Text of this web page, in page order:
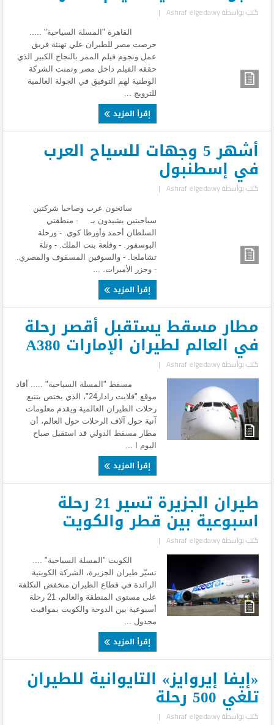
كتب بواسطةAshraf elgedawy
|
القاهرة "المسلة السياحية" .....
حرصت مصر للطيران علي تهنئة فريق
عمل ونجوم فيلم الممر بالنجاح الكبير الذي
حققه الفيلم داخل مصر وتمنت الشركة
الوطنية لهم التوفيق في الجولة العالمية
للترويج ...
إقرأ المزيد
أشهر 5 وجهات للسياح العرب
في إسطنبول
كتب بواسطةAshraf elgedawy
|
سائحون عرب وصاحبا شركتين
سياحيتين يشيدون بـ - منطقتي
السلطان أحمد وأورطا كوي. - ورحلة
البوسفور. - وقلعة بنت الملك. - وتلة
تشاملجا. - والسوقين المسقوف والمصري.
- وجزر الأميرات. ...
إقرأ المزيد
مطار مسقط يستقبل أقصر رحلة
في العالم لطيران الإمارات A380
كتب بواسطةAshraf elgedawy
|
مسقط "المسلة السياحية" ..... أفاد
موقع "فلايت رادار24"، الذي يختص بتتبع
رحلات الطيران العالمية ويقدم معلومات
آنية حول آلاف الرحلات حول العالم، أن
مطار مسقط الدولي قد استقبل صباح
اليوم ا ...
إقرأ المزيد
طيران الجزيرة تسير 21 رحلة
اسبوعية بين قطر والكويت
كتب بواسطةAshraf elgedawy
|
الكويت "المسلة السياحية" ....
تسيّر طيران الجزيرة، الشركة الكويتية
الرائدة في قطاع الطيران منخفض التكلفة
على مستوى المنطقة والعالم، 21 رحلة
أسبوعية بين الدوحة والكويت بمواقيت
مجدول ...
إقرأ المزيد
«إيفا إيروايز» التايوانية للطيران
تلغي 500 رحلة
كتب بواسطةAshraf elgedawy
|